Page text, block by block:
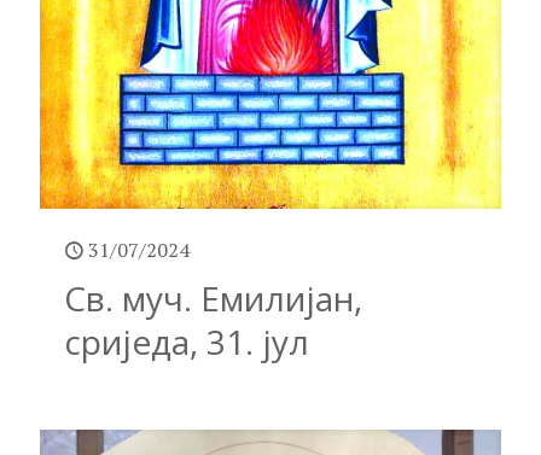
31/07/2024
Св. муч. Емилијан,
сриједа, 31. јул